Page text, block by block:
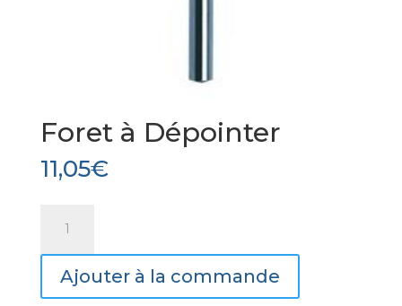
Foret à Dépointer
11,05€
Foret
Dépointer
Ajouter à la commande